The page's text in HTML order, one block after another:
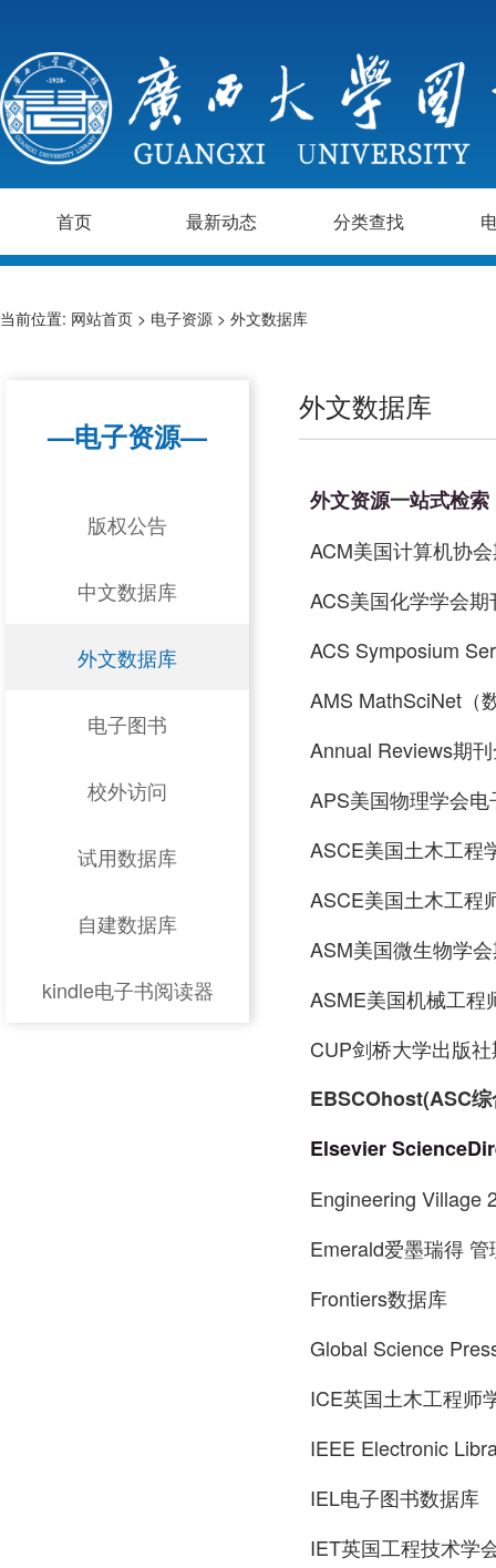
首页 最新动态 分类查找
当前位置: 网站首页 > 电子资源 > 外文数据库
—电子资源—
版权公告
中文数据库
外文数据库
电子图书
校外访问
试用数据库
自建数据库
kindle电子书阅读器
外文数据库
外文资源一站式检
ACM美国计算机协
ACS美国化学学会
ACS Symposium
AMS MathSciNet（
Annual Reviews期
APS美国物理学会电
ASCE美国土木工程
ASCE美国土木工程
ASM美国微生物学
ASME美国机械工程
CUP剑桥大学出版
EBSCOhost(ASC
Elsevier
Engineering Village
Emerald爱墨瑞得
Frontiers数据库
Global Science
​ICE英国土木工程师
IEEE Electronic
IEL电子图书数据库
IET英国工程技术学